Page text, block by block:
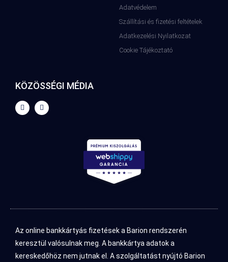
Adatvédelem
Szállítási és fizetési feltételek
Adatkezelési Nyilatkozat
Cookie Tájékoztató
KÖZÖSSÉGI MÉDIA
Az online bankkártyás fizetések a Barion rendszerén
keresztül valósulnak meg. A bankkártya adatok a
kereskedőhöz nem jutnak el. A szolgáltatást nyújtó Barion